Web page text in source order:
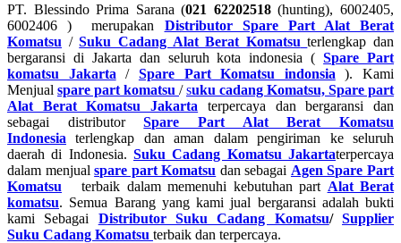
PT. Blessindo Prima Sarana (021 62202518(hunting), 6002405,
6002406 ) merupakan Distributor Spare Part Alat Berat
Komatsu / Suku Cadang Alat Berat Komatsu terlengkap dan
bergaransi di Jakarta dan seluruh kota indonesia (Spare Part
komatsu Jakarta / Spare Part Komatsu indonsia ). Kami
Menjual spare part komatsu /suku cadang Komatsu, Spare part
Alat Berat Komatsu Jakarta terpercaya dan bergaransi dan
sebagai distributorSpare Part Alat Berat Komatsu
Indonesia terlengkap dan aman dalam pengiriman ke seluruh
daerah di Indonesia. Suku Cadang Komatsu Jakartaterpercaya
dalam menjualspare part Komatsu dan sebagai Agen Spare Part
Komatsu terbaik dalam memenuhi kebutuhan part Alat Berat
komatsu. Semua Barang yang kami jual bergaransi adalah bukti
kami Sebagai Distributor Suku Cadang Komatsu/Supplier
Suku Cadang Komatsu terbaik dan terpercaya.